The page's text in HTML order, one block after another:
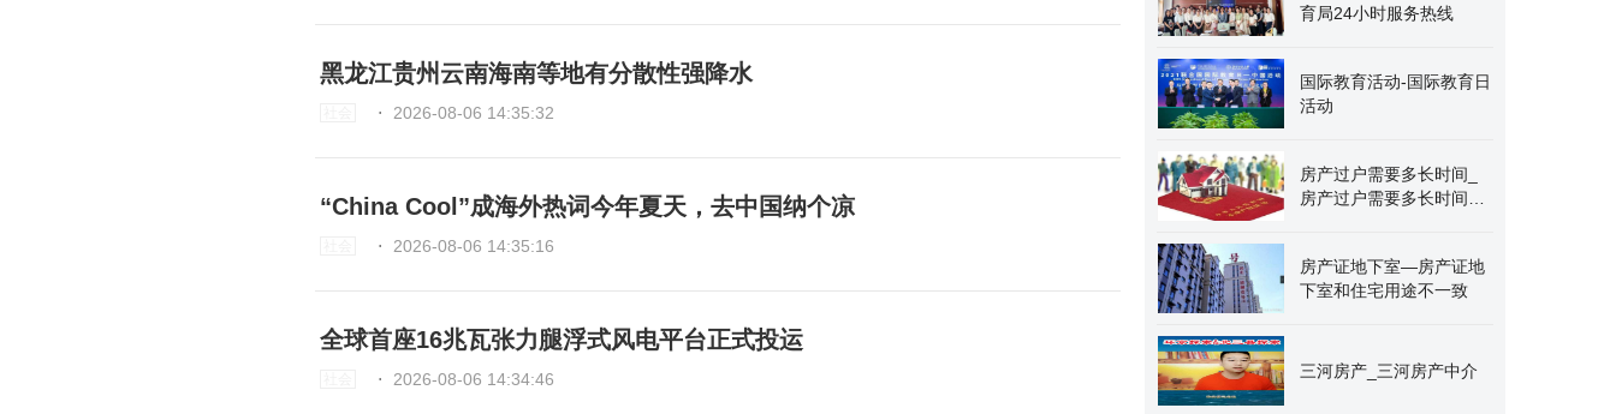
黑龙江贵州云南海南等地有分散性强降水
⋅ 2026-08-06 14:35:32
“China Cool”成海外热词今年夏天，去中国纳个凉
⋅ 2026-08-06 14:35:16
全球首座16兆瓦张力腿浮式风电平台正式投运
⋅ 2026-08-06 14:34:46
育局24小时服务热线
国际教育活动-国际教育日
活动
房产过户需要多长时间_
房产过户需要多长时间才
房产证地下室—房产证地
下室和住宅用途不一致
三河房产_三河房产中介